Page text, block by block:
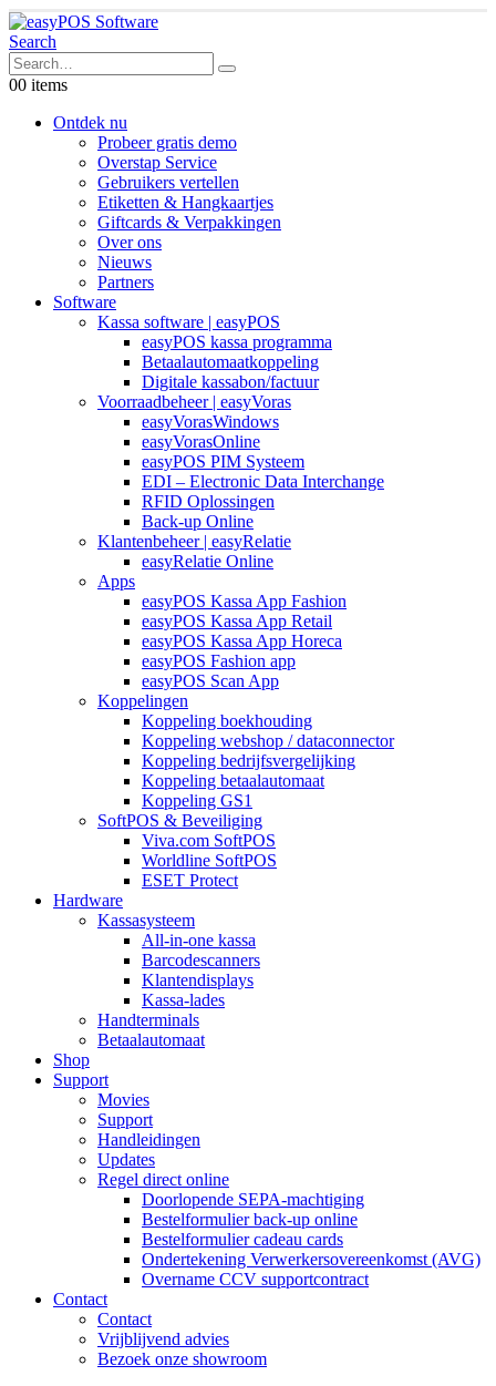
Search
00 items
Ontdek nu
Probeer gratis demo
Overstap Service
Gebruikers vertellen
Etiketten & Hangkaartjes
Giftcards & Verpakkingen
Over ons
Nieuws
Partners
Software
Kassa software | easyPOS
easyPOS kassa programma
Betaalautomaatkoppeling
Digitale kassabon/factuur
Voorraadbeheer | easyVoras
easyVorasWindows
easyVorasOnline
easyPOS PIM Systeem
EDI – Electronic Data Interchange
RFID Oplossingen
Back-up Online
Klantenbeheer | easyRelatie
easyRelatie Online
Apps
easyPOS Kassa App Fashion
easyPOS Kassa App Retail
easyPOS Kassa App Horeca
easyPOS Fashion app
easyPOS Scan App
Koppelingen
Koppeling boekhouding
Koppeling webshop / dataconnector
Koppeling bedrijfsvergelijking
Koppeling betaalautomaat
Koppeling GS1
SoftPOS & Beveiliging
Viva.com SoftPOS
Worldline SoftPOS
ESET Protect
Hardware
Kassasysteem
All-in-one kassa
Barcodescanners
Klantendisplays
Kassa-lades
Handterminals
Betaalautomaat
Shop
Support
Movies
Support
Handleidingen
Updates
Regel direct online
Doorlopende SEPA-machtiging
Bestelformulier back-up online
Bestelformulier cadeau cards
Ondertekening Verwerkersovereenkomst (AVG)
Overname CCV supportcontract
Contact
Contact
Vrijblijvend advies
Bezoek onze showroom